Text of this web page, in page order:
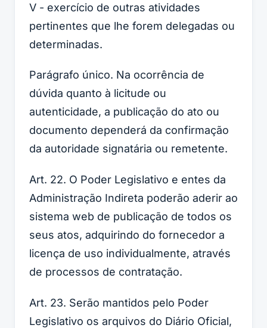
V - exercício de outras atividades
pertinentes que lhe forem delegadas ou
determinadas.
Parágrafo único. Na ocorrência de
dúvida quanto à licitude ou
autenticidade, a publicação do ato ou
documento dependerá da confirmação
da autoridade signatária ou remetente.
Art. 22. O Poder Legislativo e entes da
Administração Indireta poderão aderir ao
sistema web de publicação de todos os
seus atos, adquirindo do fornecedor a
licença de uso individualmente, através
de processos de contratação.
Art. 23. Serão mantidos pelo Poder
Legislativo os arquivos do Diário Oficial,